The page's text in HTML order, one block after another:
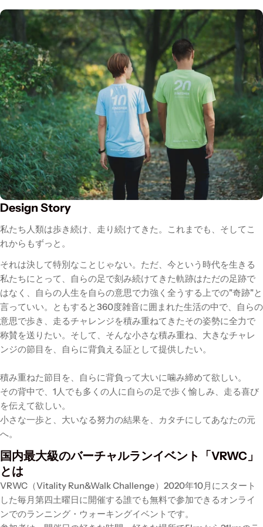
Design Story
私たち人類は歩き続け、走り続けてきた。これまでも、そしてこ
れからもずっと。
それは決して特別なことじゃない。ただ、今という時代を生きる
私たちにとって、自らの足で刻み続けてきた軌跡はただの足跡で
はなく、自らの人生を自らの意思で力強く全うする上での"奇跡"と
言っていい。ともすると360度雑音に囲まれた生活の中で、自らの
意思で歩き、走るチャレンジを積み重ねてきたその姿勢に全力で
称賛を送りたい。そして、そんな小さな積み重ね、大きなチャレ
ンジの節目を、自らに背負える証として提供したい。
積み重ねた節目を、自らに背負って大いに噛み締めて欲しい。
その背中で、1人でも多くの人に自らの足で歩く愉しみ、走る喜び
を伝えて欲しい。
小さな一歩と、大いなる努力の結果を、カタチにしてあなたの元
へ。
国内最大級のバーチャルランイベント「VRWC」
とは
VRWC（Vitality Run&Walk Challenge）2020年10月にスタート
した毎月第四土曜日に開催する誰でも無料で参加できるオンライ
ンでのランニング・ウォーキングイベントです。